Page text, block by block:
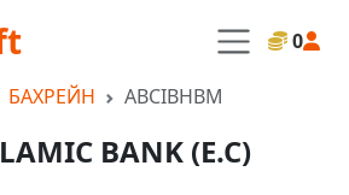
0
БАХРЕЙН ABCIBHBM
BANK (E.C)